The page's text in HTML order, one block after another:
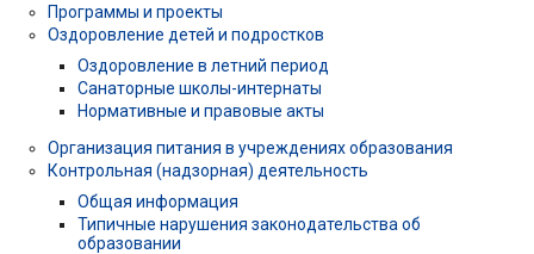
Программы и проекты
Оздоровление детей и подростков
Оздоровление в летний период
Санаторные школы-интернаты
Нормативные и правовые акты
Организация питания в учреждениях образования
Контрольная (надзорная) деятельность
Общая информация
Типичные нарушения законодательства об
образовании